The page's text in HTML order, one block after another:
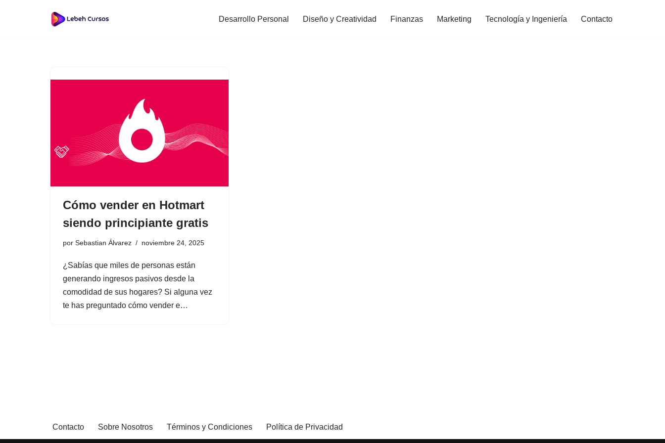
Desarrollo Personal Diseño y Creatividad Finanzas Marketing Tecnología y Ingeniería Contacto
Cómo vender en Hotmart
siendo principiante gratis
por Sebastian Álvarez noviembre 24, 2025
¿Sabías que miles de personas están
generando ingresos pasivos desde la
comodidad de sus hogares? Si alguna vez
te has preguntado cómo vender e…
Contacto Sobre Nosotros Términos y Condiciones Política de Privacidad